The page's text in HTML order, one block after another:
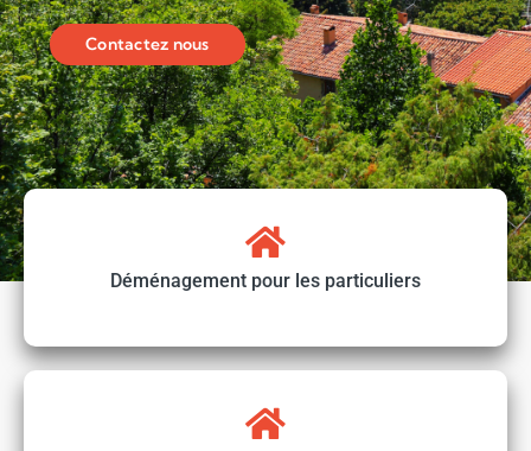
Contactez nous
Déménagement pour les particuliers